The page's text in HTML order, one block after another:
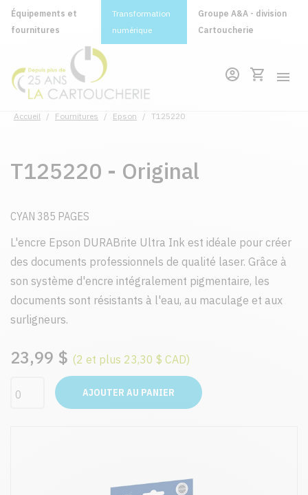
Équipements et
fournitures
Transformation
numérique
Groupe A&A - division
Cartoucherie
Accueil / Fournitures / Epson / T125220
T125220 - Original
CYAN 385 PAGES
L'encre Epson DURABrite Ultra Ink est idéale pour créer
des documents professionnels de qualité laser. Grâce à
son système d'encre intégralement pigmentaire, les
documents sont résistants à l'eau, au maculage et aux
surligneurs.
23,99 $ (2 et plus 23,30 $ CAD)
AJOUTER AU PANIER